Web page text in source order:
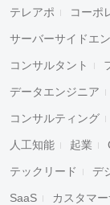
テレアポ コーポ
サーバーサイドエ
コンサルタント
データエンジニア
コンサルティング
人工知能 起業
テックリード デ
SaaS カスタマ